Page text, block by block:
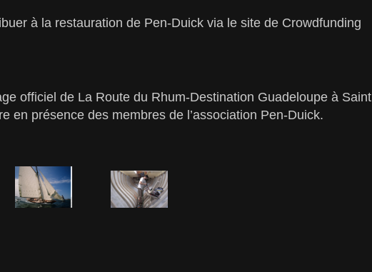
à la restauration de Pen-Duick via le site de Crowdfunding
officiel de La Route du Rhum-Destination Guadeloupe à Saint
en présence des membres de l’association Pen-Duick.